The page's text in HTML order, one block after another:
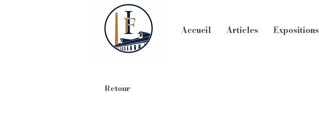
Accueil Articles Expositions
Retour